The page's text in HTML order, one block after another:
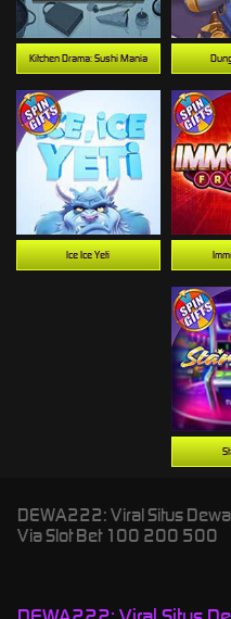
Kitchen Drama: Sushi Mania
Ice Ice Yeti
DEWA222: Viral Situs
Via Slot Bet 100 200 500